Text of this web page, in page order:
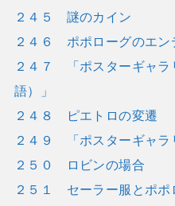
２４５ 謎のカイン
２４６ ポポローグのエン
２４７ 「ポスターギャラ
語）」
２４８ ピエトロの変遷
２４９ 「ポスターギャラ
２５０ ロビンの場合
２５１ セーラー服とポポ